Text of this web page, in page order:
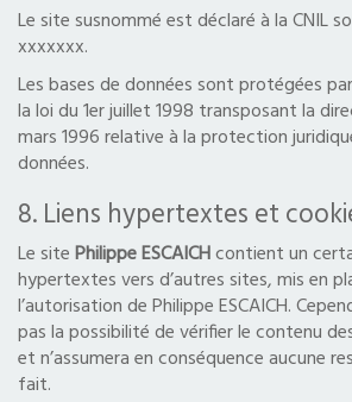
Le site susnommé est déclaré à la CNIL
xxxxxxx.
Les bases de données sont protégées
la loi du 1er juillet 1998 transposant la
mars 1996 relative à la protection
données.
8. Liens hypertextes et
Le sitePhilippe ESCAICHcontient un
hypertextes vers d’autres sites, mis en
l’autorisation de Philippe ESCAICH.
pas la possibilité de vérifier le contenu
et n’assumera en conséquence aucune
fait.